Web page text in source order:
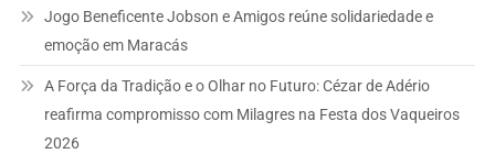
Jogo Beneficente Jobson e Amigos reúne solidariedade e
emoção em Maracás
A Força da Tradição e o Olhar no Futuro: Cézar de Adério
reafirma compromisso com Milagres na Festa dos Vaqueiros
2026